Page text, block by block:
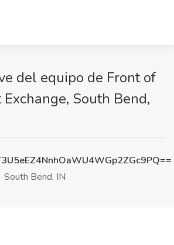
del equipo de Front of
Exchange, South Bend,
South Bend, IN